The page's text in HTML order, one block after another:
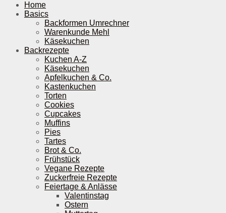
Home
Basics
Backformen Umrechner
Warenkunde Mehl
Käsekuchen
Backrezepte
Kuchen A-Z
Käsekuchen
Apfelkuchen & Co.
Kastenkuchen
Torten
Cookies
Cupcakes
Muffins
Pies
Tartes
Brot & Co.
Frühstück
Vegane Rezepte
Zuckerfreie Rezepte
Feiertage & Anlässe
Valentinstag
Ostern